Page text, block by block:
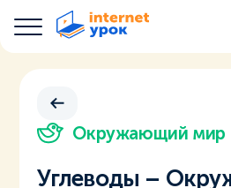
Окружающий мир
Углеводы –